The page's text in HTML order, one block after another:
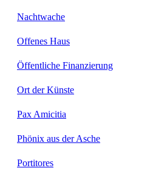
Nachtwache
Offenes Haus
Öffentliche Finanzierung
Ort der Künste
Pax Amicitia
Phönix aus der Asche
Portitores